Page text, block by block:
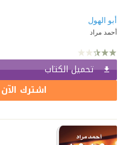
أبو الهول
أحمد مراد
تحميل الكتاب
اشترك الآن